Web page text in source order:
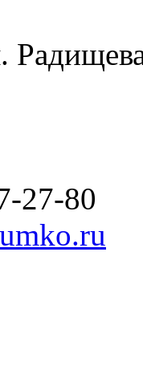
27-80